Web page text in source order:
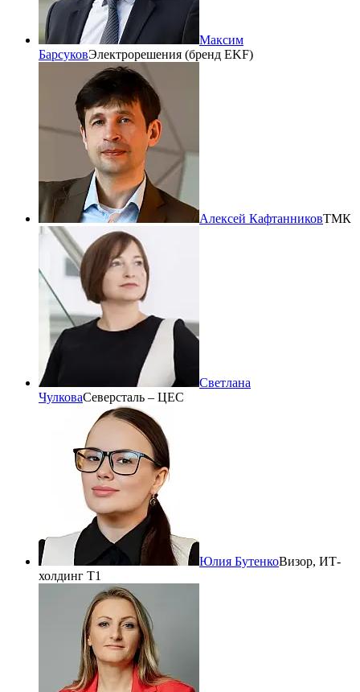
Максим
БарсуковЭлектрорешения (бренд EKF)
Алексей КафтанниковТМК
Светлана
ЧулковаСеверсталь – ЦЕС
Юлия БутенкоВизор, ИТ-
холдинг Т1